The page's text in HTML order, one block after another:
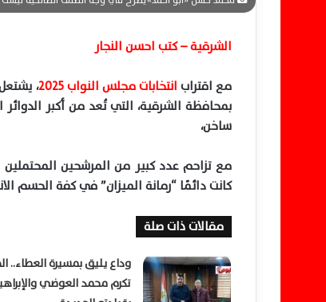
الشرقية – كتب احسن النجار
مع اقترابانتخابات مجلس النواب 2025 ،
بمحافظة الشرقية، التي تُعد من أكبر الدوائر
ساخن،
مع تزاحم عدد كبير من المرشحين المحتملين
كانت دائمًا “رمانة الميزان” في كفة الحسم
مقالات ذات صلة
وداع يليق بمسيرة العطاء..
تكرم محمد العوضي